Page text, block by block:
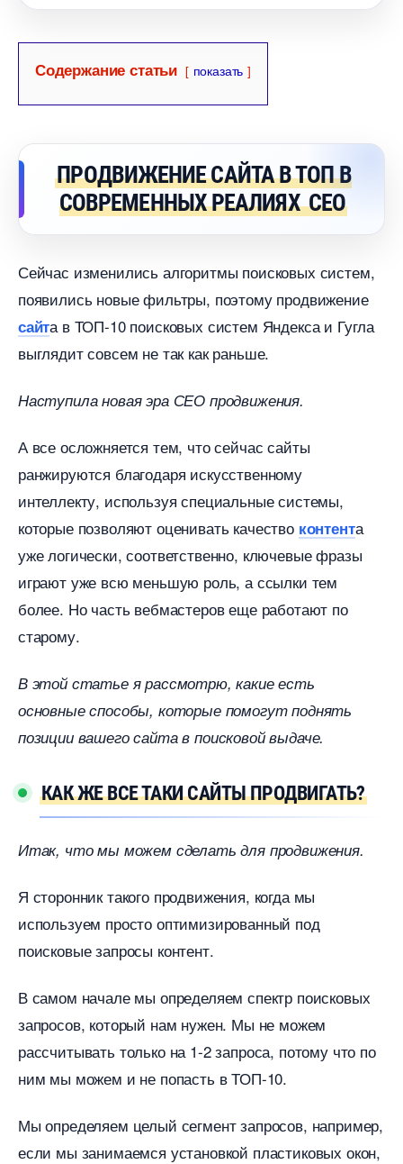
Содержание статьи показать
ПРОДВИЖЕНИЕ САЙТА В ТОП
СОВРЕМЕННЫХ РЕАЛИЯХCEO
Сейчас изменились алгоритмы поисковых систем,
появились новые фильтры, поэтому продвижение
сайта в ТОП-10 поисковых систем Яндекса и Гугла
ыглядит совсем не так как раньше.
Наступила новая эра СЕО продвижения.
А все осложняется тем, что сейчас сайты
ранжируются благодаря искусственному
интеллекту, используя специальные системы,
которые позволяют оценивать качество контента
уже логически, соответственно, ключевые фразы
играют уже всю меньшую роль, а ссылки тем
олее. Но часть вебмастеров еще работают по
старому.
этой статье я рассмотрю, какие есть
основные способы, которые помогут поднять
позиции вашего сайта в поисковой выдаче.
КАК ЖЕ ВСЕ ТАКИ САЙТЫ ПРОДВИГАТЬ?
Итак, что мы можем сделать для продвижения.
Я сторонник такого продвижения, когда мы
используем просто оптимизированный под
поисковые запросы контент.
самом начале мы определяем спектр поисковых
запросов, который нам нужен. Мы не можем
рассчитывать только на 1-2 запроса, потому что по
ним мы можем и не попасть в ТОП-10.
Мы определяем целый сегмент запросов, например,
если мы занимаемся установкой пластиковых окон,